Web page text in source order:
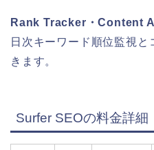
Rank Tracker・Content
日次キーワード順位監視
きます。
Surfer SEOの料金詳細